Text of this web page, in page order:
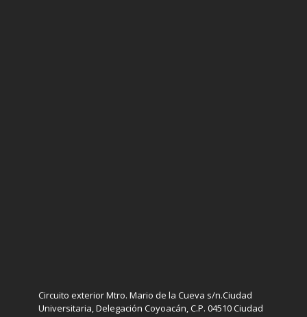
Circuito exterior Mtro. Mario de la Cueva s/n.Ciudad
Universitaria, Delegación Coyoacán, C.P. 04510 Ciudad